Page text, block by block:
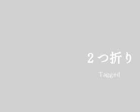
２つ折り
Tagged